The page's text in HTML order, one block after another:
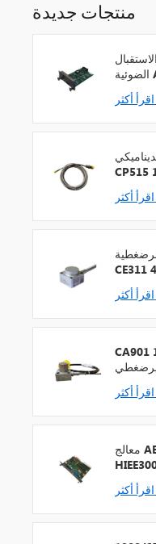
منتجات جديدة
الضوئية AIP591 S1 من
شبكة
V
CP515
CE311
CA901
معالج ABB PPC322BE01
المجال